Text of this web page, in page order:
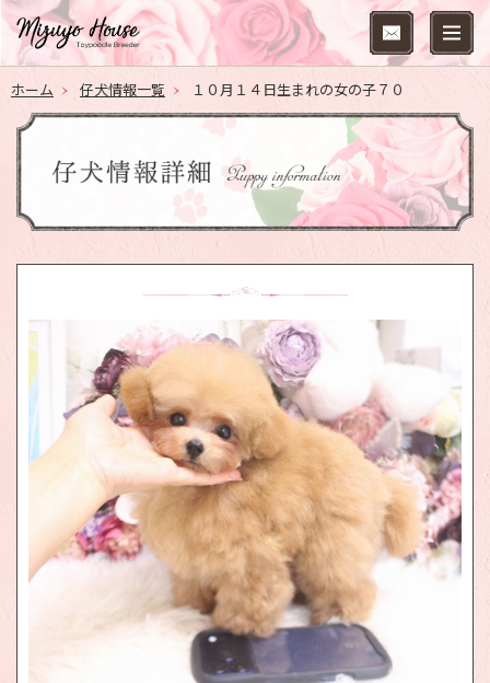
ホーム 仔犬情報一覧 １０月１４日生まれの女の子７０